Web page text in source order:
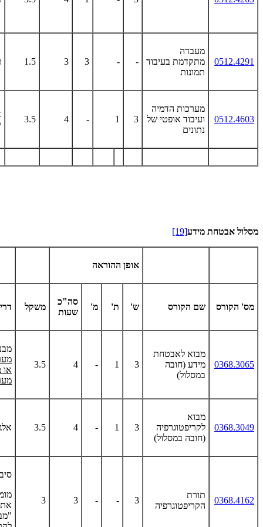
0512.4291
מעבדה
מתקדמת בעיבוד
תמונות
-
-
3
3
1.5
0512.4603
מערכות הדמיה
ועיבוד אופטי של
נתונים
3
1
-
4
3.5
מסלול אבטחת מידע[19]
אופן ההוראה
מס' הקורס שם הקורס ש' ת' מ'
סה"כ
שעות
משקל
0368.3065
מבוא לאבטחת
מידע (חובה
במסלול)
3
1
-
4
3.5
או
0368.3049
מבוא
לקריפטוגרפיה
(חובה במסלול)
3
1
-
4
3.5
0368.4162
תורת
הקריפטוגרפיה
3
-
-
3
3